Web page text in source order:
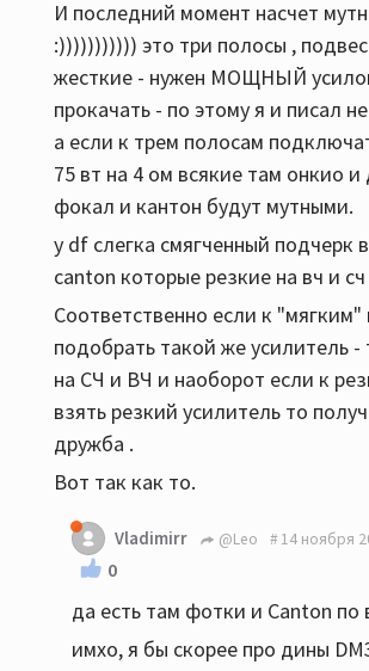
И последний момент насчет
:))))))))))) это три полосы ,
жесткие - нужен МОЩНЫЙ
прокачать - по этому я и писал
а если к трем полосам
75 вт на 4 ом всякие там онкио
фокал и кантон будут мутными.
у df слегка смягченный подчерк
canton которые резкие на вч и сч
Соответственно если к
подобрать такой же усилитель -
на СЧ и ВЧ и наоборот если к
взять резкий усилитель то
дружба .
Вот так как то.
Vladimirr @Leo 14 ноября
0
да есть там фотки и Canton по
имхо, я бы скорее про дины